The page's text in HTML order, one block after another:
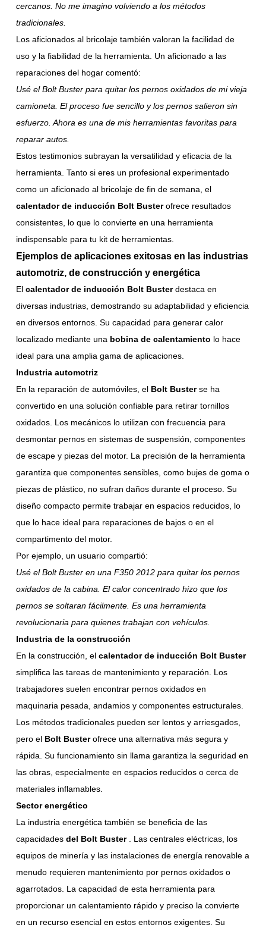
cercanos. No me imagino volviendo a los métodos
tradicionales.
Los aficionados al bricolaje también valoran la facilidad de
uso y la fiabilidad de la herramienta. Un aficionado a las
reparaciones del hogar comentó:
Usé el Bolt Buster para quitar los pernos oxidados de mi vieja
camioneta. El proceso fue sencillo y los pernos salieron sin
esfuerzo. Ahora es una de mis herramientas favoritas para
reparar autos.
Estos testimonios subrayan la versatilidad y eficacia de la
herramienta. Tanto si eres un profesional experimentado
como un aficionado al bricolaje de fin de semana, el
calentador de inducción Bolt Busterofrece resultados
consistentes, lo que lo convierte en una herramienta
indispensable para tu kit de herramientas.
Ejemplos de aplicaciones exitosas en las industrias
automotriz, de construcción y energética
Elcalentador de inducción Bolt Busterdestaca en
diversas industrias, demostrando su adaptabilidad y eficiencia
en diversos entornos. Su capacidad para generar calor
localizado mediante una bobina de calentamiento lo hace
ideal para una amplia gama de aplicaciones.
Industria automotriz
En la reparación de automóviles, el Bolt Busterse ha
convertido en una solución confiable para retirar tornillos
oxidados. Los mecánicos lo utilizan con frecuencia para
desmontar pernos en sistemas de suspensión, componentes
de escape y piezas del motor. La precisión de la herramienta
garantiza que componentes sensibles, como bujes de goma o
piezas de plástico, no sufran daños durante el proceso. Su
diseño compacto permite trabajar en espacios reducidos, lo
que lo hace ideal para reparaciones de bajos o en el
compartimento del motor.
Por ejemplo, un usuario compartió:
Usé el Bolt Buster en una F350 2012 para quitar los pernos
oxidados de la cabina. El calor concentrado hizo que los
pernos se soltaran fácilmente. Es una herramienta
revolucionaria para quienes trabajan con vehículos.
Industria de la construcción
En la construcción, elcalentador de inducción Bolt Buster
simplifica las tareas de mantenimiento y reparación. Los
trabajadores suelen encontrar pernos oxidados en
maquinaria pesada, andamios y componentes estructurales.
Los métodos tradicionales pueden ser lentos y arriesgados,
pero el Bolt Busterofrece una alternativa más segura y
rápida. Su funcionamiento sin llama garantiza la seguridad en
las obras, especialmente en espacios reducidos o cerca de
materiales inflamables.
Sector energético
La industria energética también se beneficia de las
capacidadesdel Bolt Buster. Las centrales eléctricas, los
equipos de minería y las instalaciones de energía renovable a
menudo requieren mantenimiento por pernos oxidados o
agarrotados. La capacidad de esta herramienta para
proporcionar un calentamiento rápido y preciso la convierte
en un recurso esencial en estos entornos exigentes. Su